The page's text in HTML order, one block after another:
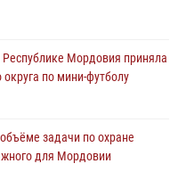
Мордовия приняла
по мини-футболу
задачи по охране
для Мордовии